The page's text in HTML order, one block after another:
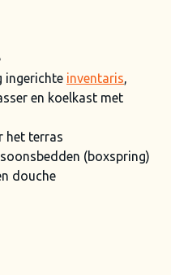
ingerichte inventaris
en koelkast met
het terras
(boxspring)
douche